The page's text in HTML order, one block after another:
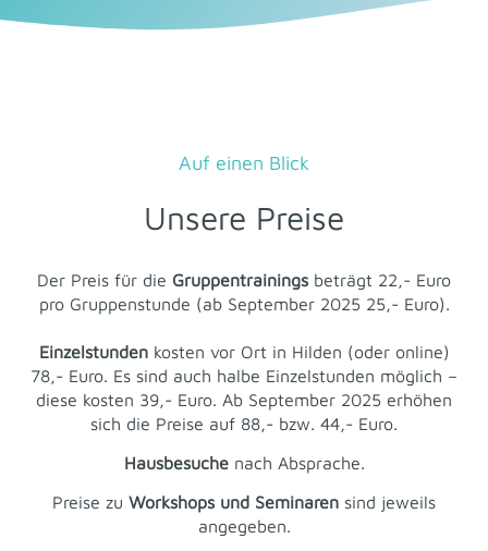
Auf einen Blick
Unsere Preise
Der Preis für die Gruppentrainings beträgt 22,- Euro
pro Gruppenstunde (ab September 2025 25,- Euro).
Einzelstundenkosten vor Ort in Hilden (oder online)
78,- Euro. Es sind auch halbe Einzelstunden möglich –
diese kosten 39,- Euro. Ab September 2025 erhöhen
sich die Preise auf 88,- bzw. 44,- Euro.
Hausbesuchenach Absprache.
Preise zu Workshops und Seminaren sind jeweils
angegeben.